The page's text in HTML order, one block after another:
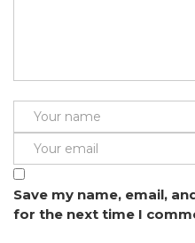
Save my name, email,
for the next time I